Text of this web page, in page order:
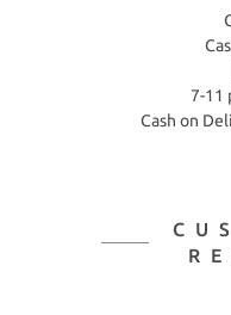
7-11
Cash on